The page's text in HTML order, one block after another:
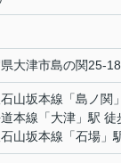
大津市島の関25-18
山坂本線 「島ノ関
本線 「大津 」駅
山坂本線 「石場 」